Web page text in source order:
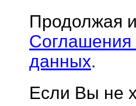
Продолжая
Соглашения
данных.
Если Вы не